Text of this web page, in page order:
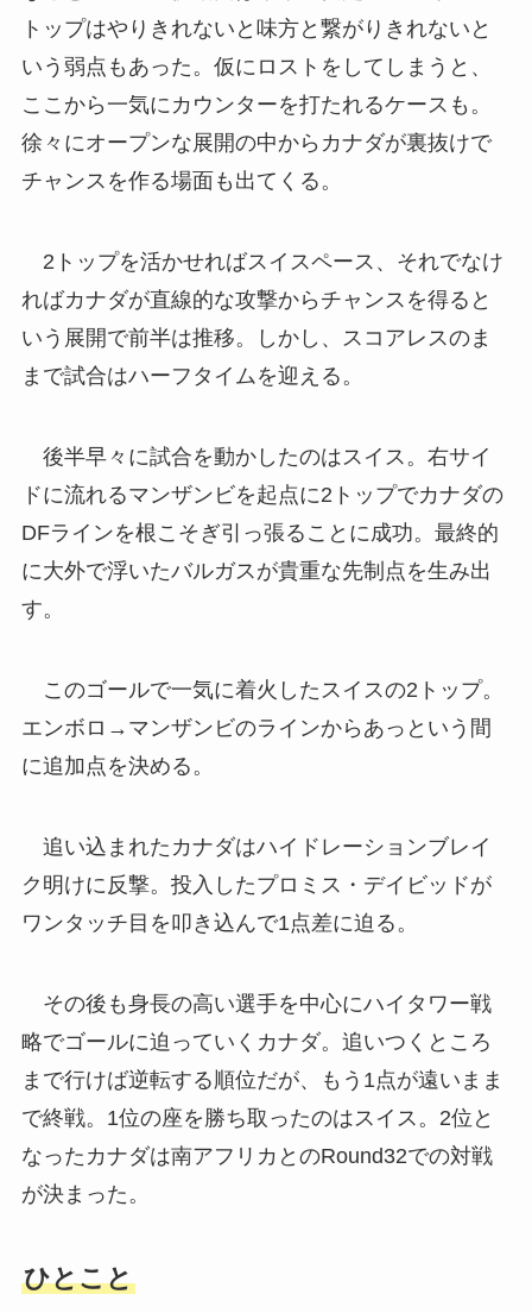
トップはやりきれないと味方と繋がりきれないと
いう弱点もあった。仮にロストをしてしまうと、
ここから一気にカウンターを打たれるケースも。
徐々にオープンな展開の中からカナダが裏抜けで
チャンスを作る場面も出てくる。
2トップを活かせればスイスペース、それでなけ
ればカナダが直線的な攻撃からチャンスを得ると
いう展開で前半は推移。しかし、スコアレスのま
まで試合はハーフタイムを迎える。
後半早々に試合を動かしたのはスイス。右サイ
ドに流れるマンザンビを起点に2トップでカナダの
DFラインを根こそぎ引っ張ることに成功。最終的
に大外で浮いたバルガスが貴重な先制点を生み出
す。
このゴールで一気に着火したスイスの2トップ。
エンボロ→マンザンビのラインからあっという間
に追加点を決める。
追い込まれたカナダはハイドレーションブレイ
ク明けに反撃。投入したプロミス・デイビッドが
ワンタッチ目を叩き込んで1点差に迫る。
その後も身長の高い選手を中心にハイタワー戦
略でゴールに迫っていくカナダ。追いつくところ
まで行けば逆転する順位だが、もう1点が遠いまま
で終戦。1位の座を勝ち取ったのはスイス。2位と
なったカナダは南アフリカとのRound32での対戦
が決まった。
ひとこと